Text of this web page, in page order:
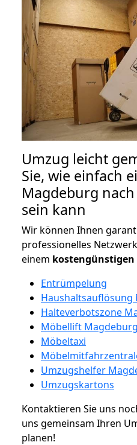
Umzug leicht
Sie, wie einfach
Magdeburg
sein kann
Wir können Ihnen
professionelles
einem kostengünstigen
Entrümpelung
Haushaltsauflösung
Halteverbotszone
Möbellift Magdeburg
Möbeltaxi
Umzugshelfer
Umzugskartons
Kontaktieren Sie uns
uns gemeinsam Ihren
planen!